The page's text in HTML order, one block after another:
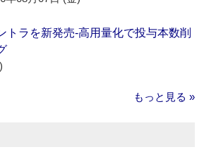
トラを新発売‐高用量化で投与本数削
もっと見る »